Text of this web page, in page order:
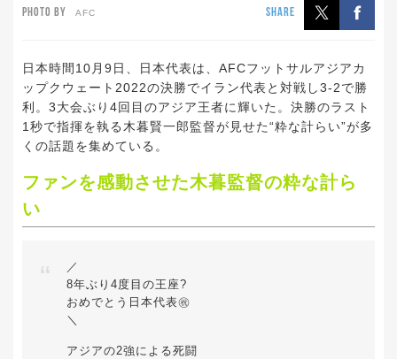
PHOTO BY AFC SHARE
日本時間10月9日、日本代表は、AFCフットサルアジアカ
ップクウェート2022の決勝でイラン代表と対戦し3-2で勝
利。3大会ぶり4回目のアジア王者に輝いた。決勝のラスト
1秒で指揮を執る木暮賢一郎監督が見せた“粋な計らい”が多
くの話題を集めている。
ファンを感動させた木暮監督の粋な計ら
い
／
8年ぶり4度目の王座?
おめでとう日本代表㊗️
＼
アジアの2強による死闘